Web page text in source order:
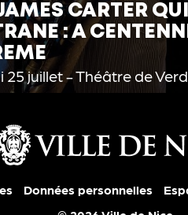
CARTER
: A
25 juillet- Théâtre de
Données personnelles